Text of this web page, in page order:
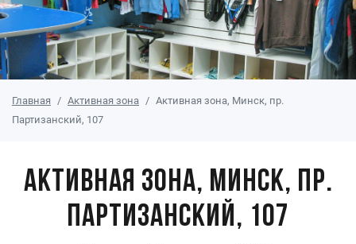
Главная Активная зона
Активная зона, Минск, пр.
Партизанский, 107
Активная зона, Минск, пр.
Партизанский, 107